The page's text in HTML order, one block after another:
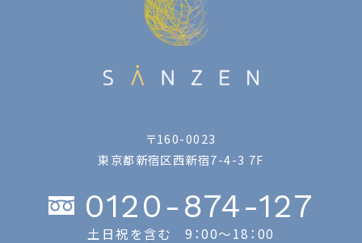
〒160-0023
東京都新宿区西新宿7-4-3 7F
0120-874-127
土日祝を含む 9：00〜18：00